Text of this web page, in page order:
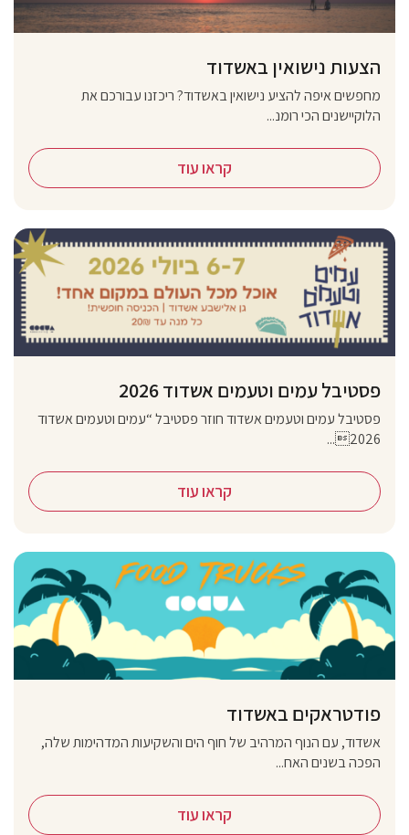
הצעות נישואין באשדוד
מחפשים איפה להציע נישואין באשדוד? ריכזנו עבורכם את
הלוקיישנים הכי רומנ...
קראו עוד
פסטיבל עמים וטעמים אשדוד 2026
פסטיבל עמים וטעמים אשדוד חוזר פסטיבל “עמים וטעמים אשדוד
2026...
קראו עוד
פודטראקים באשדוד
אשדוד, עם הנוף המרהיב של חוף הים והשקיעות המדהימות שלה,
הפכה בשנים האח...
קראו עוד